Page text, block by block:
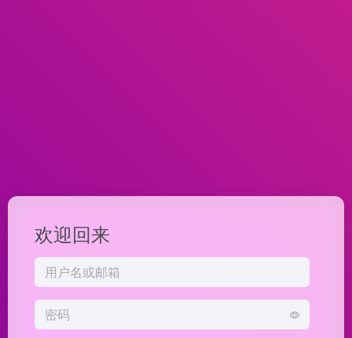
欢迎回来